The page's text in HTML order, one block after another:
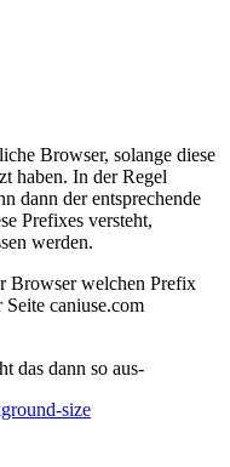
Browser, solange diese
haben. In der Regel
dann der entsprechende
Prefixes versteht,
werden.
Browser welchen Prefix
caniuse.com
das dann so aus-
size